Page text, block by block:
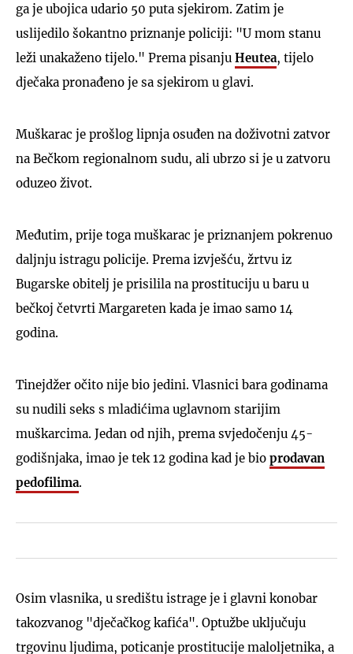
ga je ubojica udario 50 puta sjekirom. Zatim je
uslijedilo šokantno priznanje policiji: "U mom stanu
leži unakaženo tijelo." Prema pisanju Heutea, tijelo
dječaka pronađeno je sa sjekirom u glavi.
Muškarac je prošlog lipnja osuđen na doživotni zatvor
na Bečkom regionalnom sudu, ali ubrzo si je u zatvoru
oduzeo život.
Međutim, prije toga muškarac je priznanjem pokrenuo
daljnju istragu policije. Prema izvješću, žrtvu iz
Bugarske obitelj je prisilila na prostituciju u baru u
bečkoj četvrti Margareten kada je imao samo 14
godina.
Tinejdžer očito nije bio jedini. Vlasnici bara godinama
su nudili seks s mladićima uglavnom starijim
muškarcima. Jedan od njih, prema svjedočenju 45-
godišnjaka, imao je tek 12 godina kad je bio prodavan
pedofilima.
Osim vlasnika, u središtu istrage je i glavni konobar
takozvanog "dječačkog kafića". Optužbe uključuju
trgovinu ljudima, poticanje prostitucije maloljetnika, a